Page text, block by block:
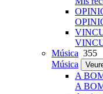
Música 355
Música
A
A